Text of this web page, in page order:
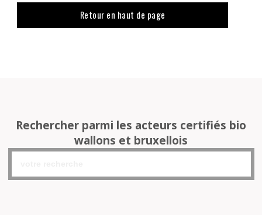
Retour en haut de page
Rechercher parmi les acteurs certifiés bio
wallons et bruxellois